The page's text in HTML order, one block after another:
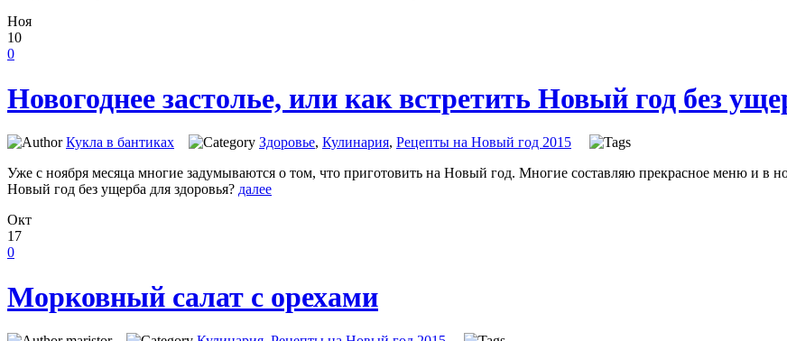
Ноя
10
0
Новогоднее застолье, или как встретить Новый год без
Кукла в бантиках Здоровье, Кулинария, Рецепты на Новый год 2015
Уже с ноября месяца многие задумываются о том, что приготовить на Новый год. Многие составляю прекрасное меню и в
Новый год без ущерба для здоровья? далее
Окт
17
0
Морковный салат с орехами